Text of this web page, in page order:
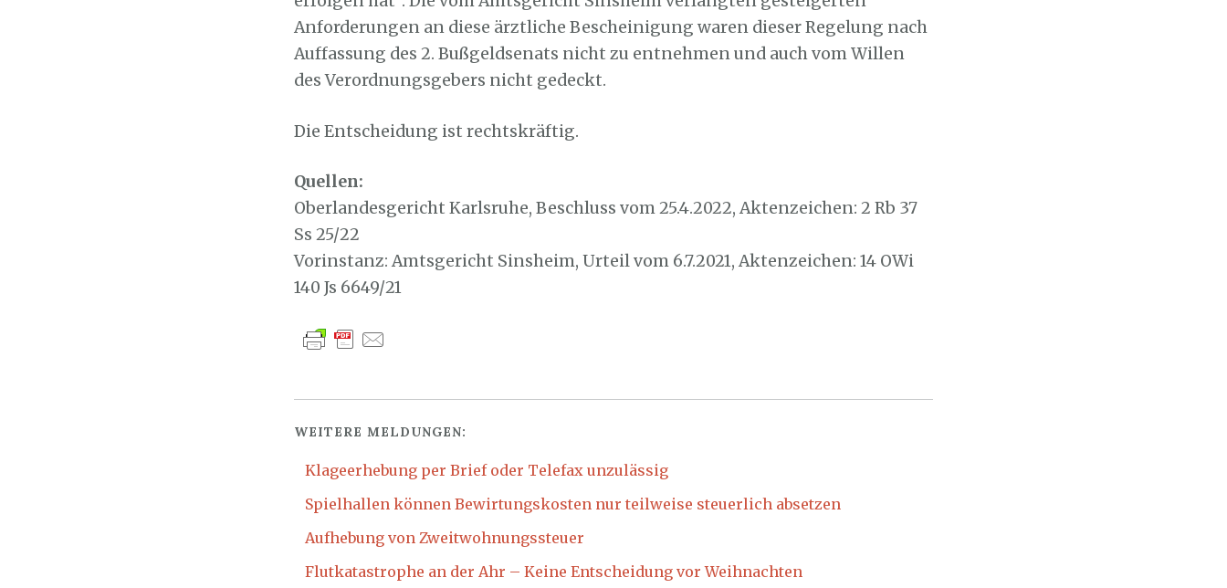
Anforderungen an diese ärztliche Bescheinigung waren dieser Regelung nach
Auffassung des 2. Bußgeldsenats nicht zu entnehmen und auch vom Willen
des Verordnungsgebers nicht gedeckt.
Die Entscheidung ist rechtskräftig.
Quellen:
Oberlandesgericht Karlsruhe, Beschluss vom 25.4.2022, Aktenzeichen: 2 Rb 37
Ss 25/22
Vorinstanz: Amtsgericht Sinsheim, Urteil vom 6.7.2021, Aktenzeichen: 14 OWi
140 Js 6649/21
WEITERE MELDUNGEN:
Klageerhebung per Brief oder Telefax unzulässig
Spielhallen können Bewirtungskosten nur teilweise steuerlich absetzen
Aufhebung von Zweitwohnungssteuer
Flutkatastrophe an der Ahr – Keine Entscheidung vor Weihnachten